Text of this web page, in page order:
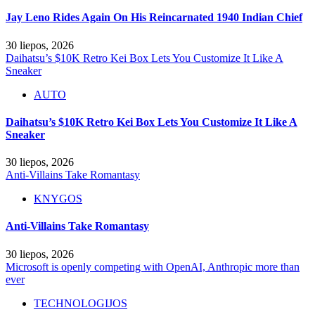
Jay Leno Rides Again On His Reincarnated 1940 Indian Chief
30 liepos, 2026
Daihatsu’s $10K Retro Kei Box Lets You Customize It Like A
Sneaker
AUTO
Daihatsu’s $10K Retro Kei Box Lets You Customize It Like A
Sneaker
30 liepos, 2026
Anti-Villains Take Romantasy
KNYGOS
Anti-Villains Take Romantasy
30 liepos, 2026
Microsoft is openly competing with OpenAI, Anthropic more than
ever
TECHNOLOGIJOS